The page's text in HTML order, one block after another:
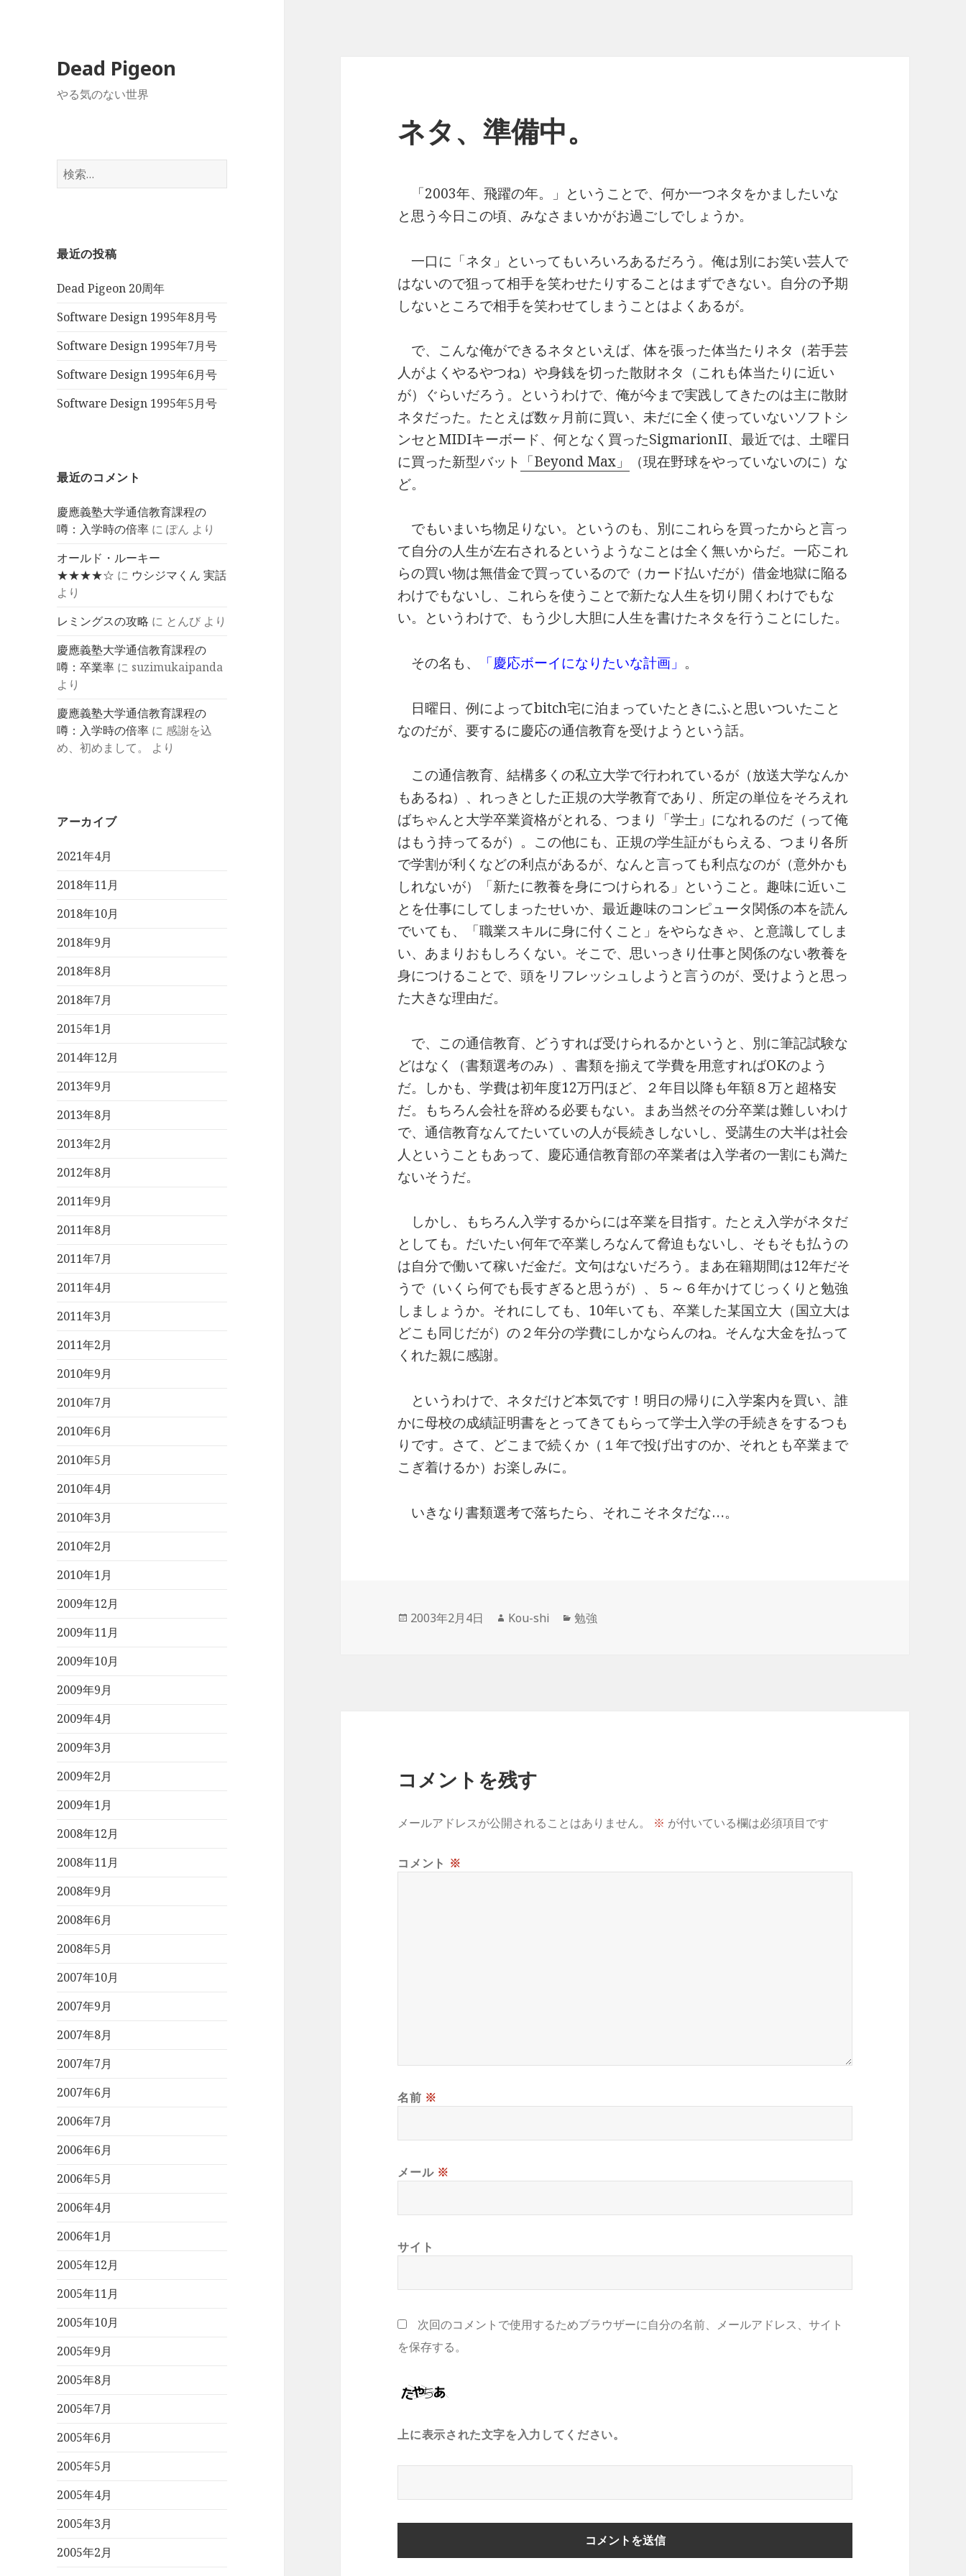
Dead Pigeon
やる気のない世界
検
索:
最近の投稿
Dead Pigeon 20周年
Software Design 1995年8月号
Software Design 1995年7月号
Software Design 1995年6月号
Software Design 1995年5月号
最近のコメント
慶應義塾大学通信教育課程の
噂：入学時の倍率 にぽん より
オールド・ルーキー
★★★★☆ に ウシジマくん 実話
より
レミングスの攻略 に とんび より
慶應義塾大学通信教育課程の
噂：卒業率 に suzimukaipanda
より
慶應義塾大学通信教育課程の
噂：入学時の倍率 に 感謝を込
め、初めまして。
より
アーカイブ
2021年4月
2018年11月
2018年10月
2018年9月
2018年8月
2018年7月
2015年1月
2014年12月
2013年9月
2013年8月
2013年2月
2012年8月
2011年9月
2011年8月
2011年7月
2011年4月
2011年3月
2011年2月
2010年9月
2010年7月
2010年6月
2010年5月
2010年4月
2010年3月
2010年2月
2010年1月
2009年12月
2009年11月
2009年10月
2009年9月
2009年4月
2009年3月
2009年2月
2009年1月
2008年12月
2008年11月
2008年9月
2008年6月
2008年5月
2007年10月
2007年9月
2007年8月
2007年7月
2007年6月
2006年7月
2006年6月
2006年5月
2006年4月
2006年1月
2005年12月
2005年11月
2005年10月
2005年9月
2005年8月
2005年7月
2005年6月
2005年5月
2005年4月
2005年3月
2005年2月
ネタ、準備中。
「2003年、飛躍の年。」ということで、何か一つネタをかましたいな
と思う今日この頃、みなさまいかがお過ごしでしょうか。
一口に「ネタ」といってもいろいろあるだろう。俺は別にお笑い芸人で
はないので狙って相手を笑わせたりすることはまずできない。自分の予期
しないところで相手を笑わせてしまうことはよくあるが。
で、こんな俺ができるネタといえば、体を張った体当たりネタ（若手芸
人がよくやるやつね）や身銭を切った散財ネタ（これも体当たりに近い
が）ぐらいだろう。というわけで、俺が今まで実践してきたのは主に散財
ネタだった。たとえば数ヶ月前に買い、未だに全く使っていないソフトシ
ンセとMIDIキーボード、何となく買ったSigmarionII、最近では、土曜日
に買った新型バット 「Beyond Max」
（現在野球をやっていないのに）な
ど。
でもいまいち物足りない。というのも、別にこれらを買ったからと言っ
て自分の人生が左右されるというようなことは全く無いからだ。一応これ
らの買い物は無借金で買っているので（カード払いだが）借金地獄に陥る
わけでもないし、これらを使うことで新たな人生を切り開くわけでもな
い。というわけで、もう少し大胆に人生を書けたネタを行うことにした。
その名も、 「慶応ボーイになりたいな計画」 。
日曜日、例によってbitch宅に泊まっていたときにふと思いついたこと
なのだが、要するに慶応の通信教育を受けようという話。
この通信教育、結構多くの私立大学で行われているが（放送大学なんか
もあるね）、れっきとした正規の大学教育であり、所定の単位をそろえれ
ばちゃんと大学卒業資格がとれる、つまり「学士」になれるのだ（って俺
はもう持ってるが）。この他にも、正規の学生証がもらえる、つまり各所
で学割が利くなどの利点があるが、なんと言っても利点なのが（意外かも
しれないが）「新たに教養を身につけられる」ということ。趣味に近いこ
とを仕事にしてしまったせいか、最近趣味のコンピュータ関係の本を読ん
でいても、「職業スキルに身に付くこと」をやらなきゃ、と意識してしま
い、あまりおもしろくない。そこで、思いっきり仕事と関係のない教養を
身につけることで、頭をリフレッシュしようと言うのが、受けようと思っ
た大きな理由だ。
で、この通信教育、どうすれば受けられるかというと、別に筆記試験な
どはなく（書類選考のみ）、書類を揃えて学費を用意すればOKのよう
だ。しかも、学費は初年度12万円ほど、２年目以降も年額８万と超格安
だ。もちろん会社を辞める必要もない。まあ当然その分卒業は難しいわけ
で、通信教育なんてたいていの人が長続きしないし、受講生の大半は社会
人ということもあって、慶応通信教育部の卒業者は入学者の一割にも満た
ないそうだ。
しかし、もちろん入学するからには卒業を目指す。たとえ入学がネタだ
としても。だいたい何年で卒業しろなんて脅迫もないし、そもそも払うの
は自分で働いて稼いだ金だ。文句はないだろう。まあ在籍期間は12年だそ
うで（いくら何でも長すぎると思うが）、５～６年かけてじっくりと勉強
しましょうか。それにしても、10年いても、卒業した某国立大（国立大は
どこも同じだが）の２年分の学費にしかならんのね。そんな大金を払って
くれた親に感謝。
というわけで、ネタだけど本気です！明日の帰りに入学案内を買い、誰
かに母校の成績証明書をとってきてもらって学士入学の手続きをするつも
りです。さて、どこまで続くか（１年で投げ出すのか、それとも卒業まで
こぎ着けるか）お楽しみに。
いきなり書類選考で落ちたら、それこそネタだな…。
投
2003年2月4日
作
Kou-shi
カ
勉強
コメントを残す
メールアドレスが公開されることはありません。 ※ が付いている欄は必須項目です
コメント ※
名前 ※
メール ※
サイト
次回のコメントで使用するためブラウザーに自分の名前、メールアドレス、サイト
を保存する。
上に表示された文字を入力してください。